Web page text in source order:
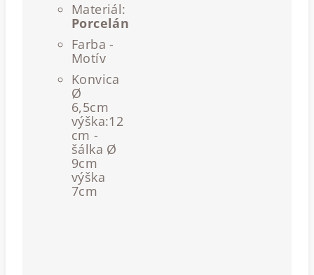
Materiál:
Porcelán
Farba -
Motív
Konvica
Ø
6,5cm
výška:12
cm -
šálka Ø
9cm
výška
7cm